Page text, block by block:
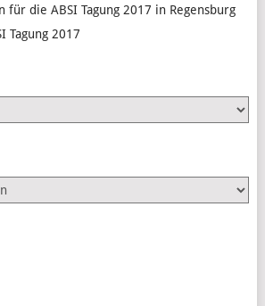
für die ABSI Tagung 2017 in Regensburg
Tagung 2017